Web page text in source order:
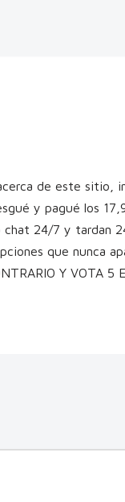
de este sitio,
y pagué los
24/7 y tardan
que nunca
Y VOTA 5